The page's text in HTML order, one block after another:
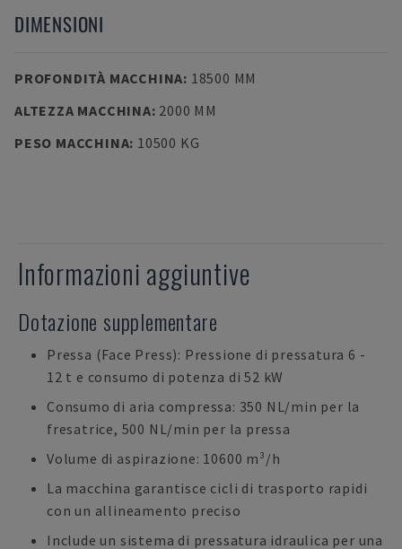
DIMENSIONI
PROFONDITÀ MACCHINA: 18500 MM
ALTEZZA MACCHINA: 2000 MM
PESO MACCHINA: 10500 KG
Informazioni aggiuntive
Dotazione supplementare
Pressa (Face Press): Pressione di pressatura 6 -
12 t e consumo di potenza di 52 kW
Consumo di aria compressa: 350 NL/min per la
fresatrice, 500 NL/min per la pressa
Volume di aspirazione: 10600 m³/h
La macchina garantisce cicli di trasporto rapidi
con un allineamento preciso
Include un sistema di pressatura idraulica per una